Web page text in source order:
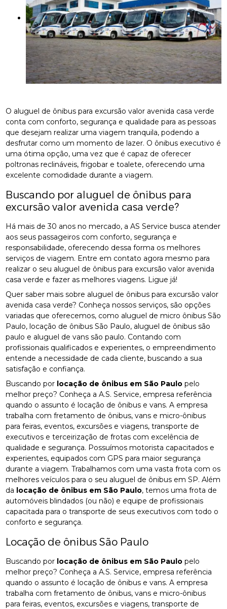
O aluguel de ônibus para excursão valor avenida casa verde
conta com conforto, segurança e qualidade para as pessoas
que desejam realizar uma viagem tranquila, podendo a
desfrutar como um momento de lazer. O ônibus executivo é
uma ótima opção, uma vez que é capaz de oferecer
poltronas reclináveis, frigobar e toalete, oferecendo uma
excelente comodidade durante a viagem.
Buscando por aluguel de ônibus para
excursão valor avenida casa verde?
Há mais de 30 anos no mercado, a AS Service busca atender
aos seus passageiros com conforto, segurança e
responsabilidade, oferecendo dessa forma os melhores
serviços de viagem. Entre em contato agora mesmo para
realizar o seu aluguel de ônibus para excursão valor avenida
casa verde e fazer as melhores viagens. Ligue já!
Quer saber mais sobre aluguel de ônibus para excursão valor
avenida casa verde? Conheça nossos serviços, são opções
variadas que oferecemos, como aluguel de micro ônibus São
Paulo, locação de ônibus São Paulo, aluguel de ônibus são
paulo e aluguel de vans são paulo. Contando com
profissionais qualificados e experientes, o empreendimento
entende a necessidade de cada cliente, buscando a sua
satisfação e confiança.
Buscando por locação de ônibus em São Paulo pelo
melhor preço? Conheça a A.S. Service, empresa referência
quando o assunto é locação de ônibus e vans. A empresa
trabalha com fretamento de ônibus, vans e micro-ônibus
para feiras, eventos, excursões e viagens, transporte de
executivos e terceirização de frotas com excelência de
qualidade e segurança. Possuímos motorista capacitados e
experientes, equipados com GPS para maior segurança
durante a viagem. Trabalhamos com uma vasta frota com os
melhores veículos para o seu aluguel de ônibus em SP. Além
da locação de ônibus em São Paulo, temos uma frota de
automóveis blindados (ou não) e equipe de profissionais
capacitada para o transporte de seus executivos com todo o
conforto e segurança.
Locação de ônibus São Paulo
Buscando por locação de ônibus em São Paulo pelo
melhor preço? Conheça a A.S. Service, empresa referência
quando o assunto é locação de ônibus e vans. A empresa
trabalha com fretamento de ônibus, vans e micro-ônibus
para feiras, eventos, excursões e viagens, transporte de